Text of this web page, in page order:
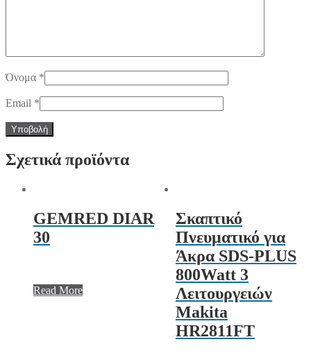
Όνομα *
Email *
Σχετικά προϊόντα
GEMRED DIAR
30
Read More
Σκαπτικό
Πνευματικό για
Άκρα SDS-PLUS
800Watt 3
Λειτουργειών
Makita
HR2811FT